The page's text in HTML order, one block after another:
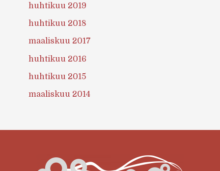
huhtikuu 2019
huhtikuu 2018
maaliskuu 2017
huhtikuu 2016
huhtikuu 2015
maaliskuu 2014